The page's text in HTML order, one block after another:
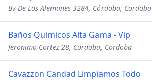
Bv De Los Alemanes 3284, Córdoba, Cordoba
Baños Quimicos Alta Gama - Vip
Jeronimo Cortez 28, Córdoba, Cordoba
Cavazzon Candad Limpiamos Todo